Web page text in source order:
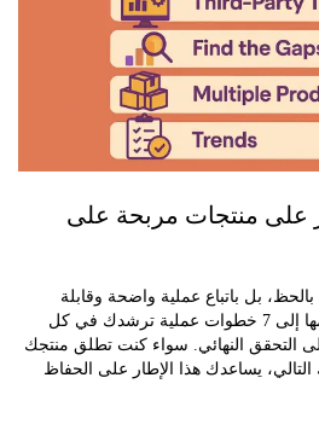
منتجات مربحة على
باتباع عملية واضحة وقابلة
للتكرار. فيما يلي، قمنا بتقسيمها إلى 7 خطوات عملية ترشدك في كل
النهائي. سواء كنت تطلق منتجك
يساعدك هذا الإطار على الحفاظ